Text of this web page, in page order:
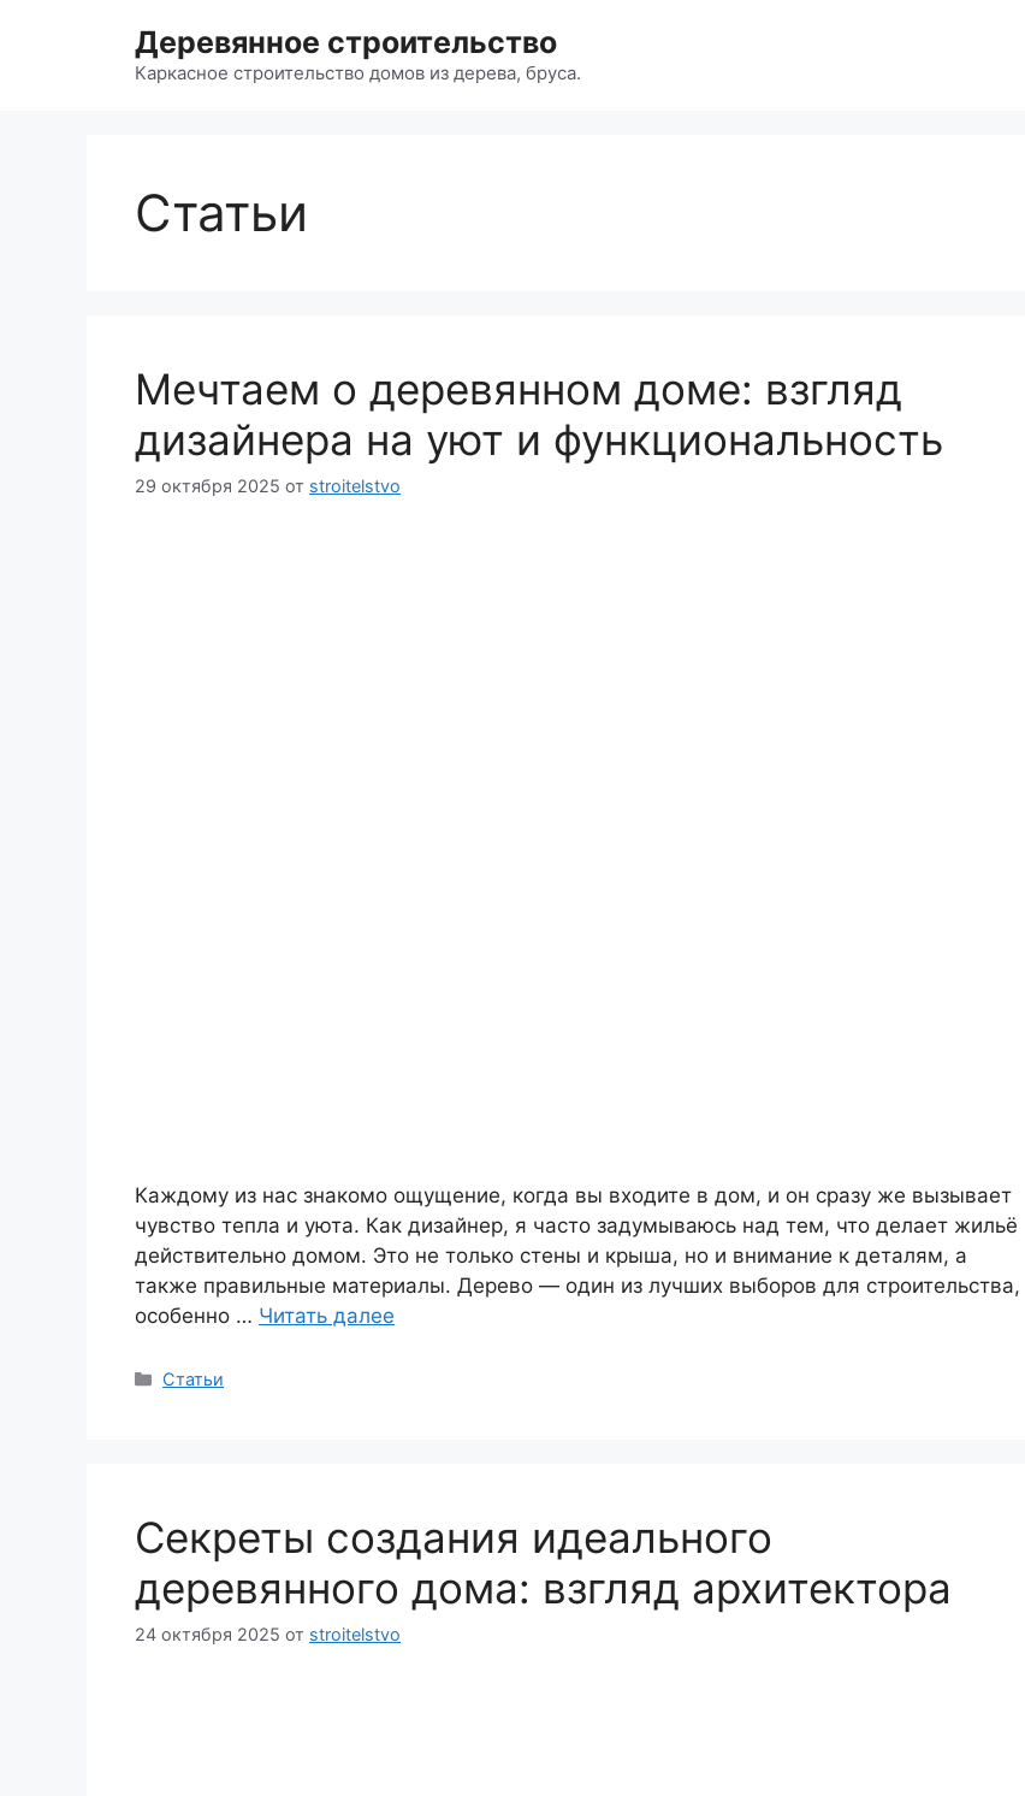
содержимому
Деревянное строительство
Каркасное строительство домов из дерева, бруса.
Статьи
Мечтаем о деревянном доме: взгляд
дизайнера на уют и функциональность
29 октября 2025 от stroitelstvo
Каждому из нас знакомо ощущение, когда вы входите в дом, и он сразу же вызывает
чувство тепла и уюта. Как дизайнер, я часто задумываюсь над тем, что делает жильё
действительно домом. Это не только стены и крыша, но и внимание к деталям, а
также правильные материалы. Дерево — один из лучших выборов для строительства,
особенно … Читать далее
Рубрики
Статьи
Секреты создания идеального
деревянного дома: взгляд архитектора
24 октября 2025 от stroitelstvo